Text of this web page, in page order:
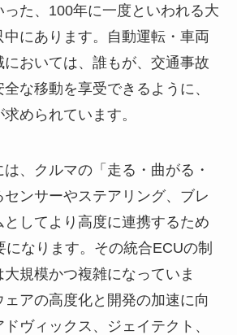
った、100年に一度といわれる大
にあります。自動運転・車両
おいては、誰もが、交通事故
な移動を享受できるように、
められています。
、クルマの「走る・曲がる・
センサーやステアリング、ブレ
してより高度に連携するため
なります。その統合ECUの制
規模かつ複雑になっていま
アの高度化と開発の加速に向
ヴィックス、ジェイテクト、